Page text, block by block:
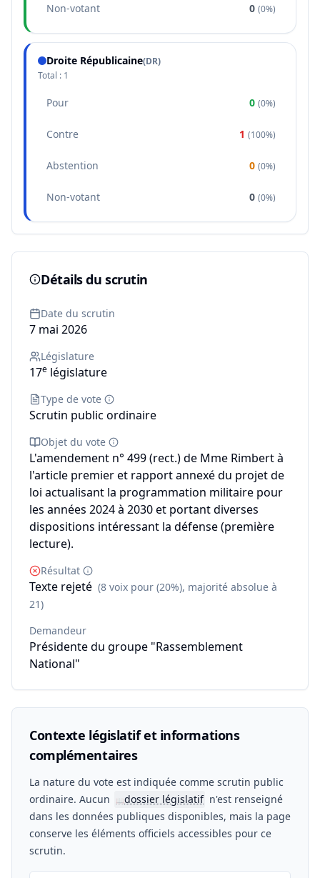
Non-votant 0 (0%)
Droite Républicaine(DR)
Total : 1
Pour 0 (0%)
Contre 1 (100%)
Abstention 0 (0%)
Non-votant 0 (0%)
Détails du scrutin
Date du scrutin
7 mai 2026
Législature
17e législature
Type de vote
Scrutin public ordinaire
Objet du vote
L'amendement n° 499 (rect.) de Mme Rimbert à
l'article premier et rapport annexé du projet de
loi actualisant la programmation militaire pour
les années 2024 à 2030 et portant diverses
dispositions intéressant la défense (première
lecture).
Résultat
Texte rejeté (8 voix pour (20%), majorité absolue à
21)
Demandeur
Présidente du groupe "Rassemblement
National"
Contexte législatif et informations
complémentaires
La nature du vote est indiquée comme scrutin public
ordinaire. Aucun
📖dossier législatif n'est renseigné
dans les données publiques disponibles, mais la page
conserve les éléments officiels accessibles pour ce
scrutin.